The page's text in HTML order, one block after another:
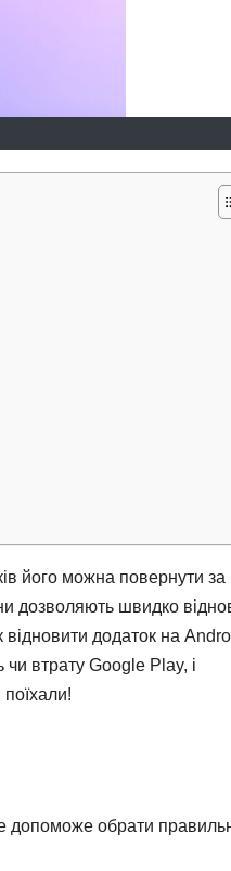
його можна повернути за
дозволяють швидко
відновити додаток на
втрату Google Play, і
допоможе обрати